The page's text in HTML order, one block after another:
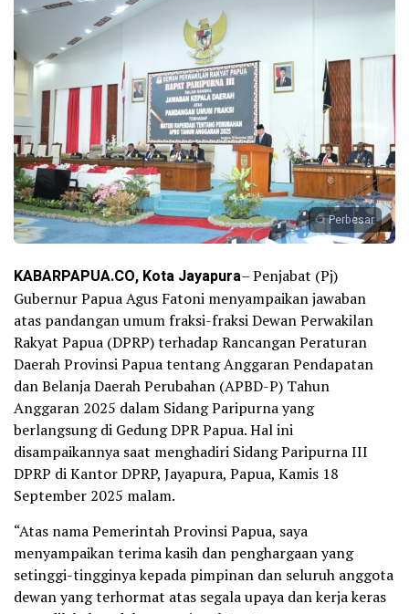
Perbesar
KABARPAPUA.CO, Kota Jayapura– Penjabat (Pj)
Gubernur Papua Agus Fatoni menyampaikan jawaban
atas pandangan umum fraksi-fraksi Dewan Perwakilan
Rakyat Papua (DPRP) terhadap Rancangan Peraturan
Daerah Provinsi Papua tentang Anggaran Pendapatan
dan Belanja Daerah Perubahan (APBD-P) Tahun
Anggaran 2025 dalam Sidang Paripurna yang
berlangsung di Gedung DPR Papua. Hal ini
disampaikannya saat menghadiri Sidang Paripurna III
DPRP di Kantor DPRP, Jayapura, Papua, Kamis 18
September 2025 malam.
“Atas nama Pemerintah Provinsi Papua, saya
menyampaikan terima kasih dan penghargaan yang
setinggi-tingginya kepada pimpinan dan seluruh anggota
dewan yang terhormat atas segala upaya dan kerja keras